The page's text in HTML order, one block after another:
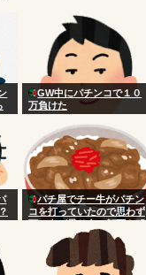
GW中にパチンコで１０
万負けた
パチ屋でチー牛がパチン
コを打っていたので思わず
頭に血が昇り台に顔面を叩
きつけた